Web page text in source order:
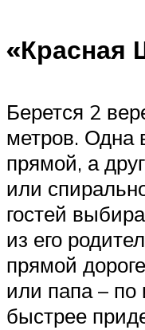
«Красная
Берется 2
метров. Одна
прямой, а
или
гостей
из его
прямой
или папа – по
быстрее